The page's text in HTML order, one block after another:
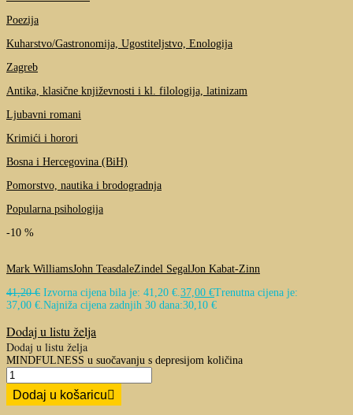
Poezija
Kuharstvo/Gastronomija, Ugostiteljstvo, Enologija
Zagreb
Antika, klasične književnosti i kl. filologija, latinizam
Ljubavni romani
Krimići i horori
Bosna i Hercegovina (BiH)
Pomorstvo, nautika i brodogradnja
Popularna psihologija
-10 %
Mark WilliamsJohn TeasdaleZindel SegalJon Kabat-Zinn
41,20€ Izvorna cijena bila je: 41,20 €. 37,00 €Trenutna cijena je:
37,00 €. Najniža cijena zadnjih 30 dana:30,10 €
Dodaj u listu želja
Dodaj u listu želja
MINDFULNESS u suočavanju s depresijom količina
Dodaj u košaricu